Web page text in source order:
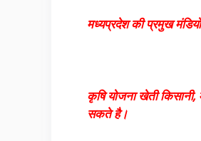
मध्यप्रदेश की प्रमुख
कृषि योजना खेती
सकते है।